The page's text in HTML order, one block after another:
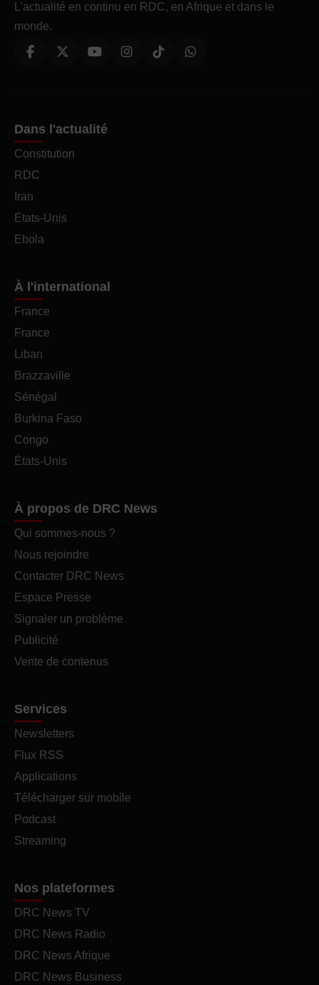
L’actualité en continu en RDC, en Afrique et dans le
monde.
Dans l'actualité
Constitution
RDC
Iran
États-Unis
Ebola
À l'international
France
France
Liban
Brazzaville
Sénégal
Burkina Faso
Congo
États-Unis
À propos de DRC News
Qui sommes-nous ?
Nous rejoindre
Contacter DRC News
Espace Presse
Signaler un problème
Publicité
Vente de contenus
Services
Newsletters
Flux RSS
Applications
Télécharger sur mobile
Podcast
Streaming
Nos plateformes
DRC News TV
DRC News Radio
DRC News Afrique
DRC News Business